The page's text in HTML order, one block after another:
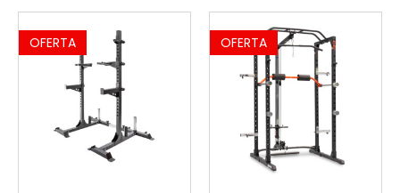
OFERTA OFERTA